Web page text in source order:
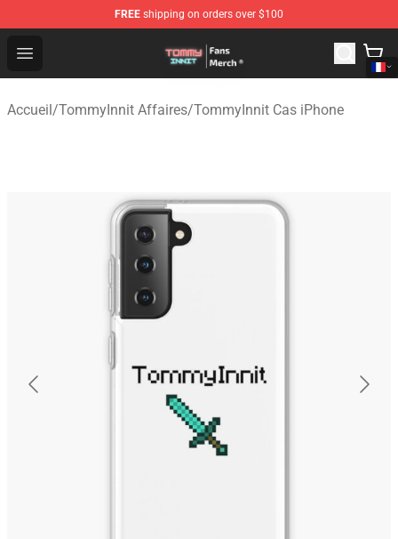
FREE shipping on orders over $100
Open menu
TommyInnit Store - Official TommyInnit Merchandise
Accueil/TommyInnit Affaires/TommyInnit Cas iPhone